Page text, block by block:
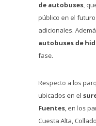
de autobuses,
público en el
adicionales.
autobuses de
fase.
Respecto a los
ubicados en el
Fuentes, en los
Cuesta Alta,